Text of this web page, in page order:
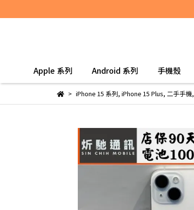
Apple 系列 Android 系列 手機殼
iPhone 15 系列, iPhone 15 Plus, 二手手機,